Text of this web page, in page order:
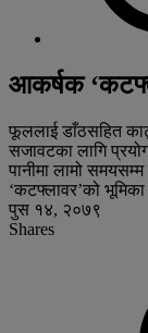
आकर्षक
फूललाई डाँठसहित
सजावटका लागि
पानीमा लामो समयसम्म
‘कटफ्लावर’को भूमिका
पुस १४, २०७९
Shares